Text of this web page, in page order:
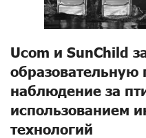
Ucom и SunChild
наблюдение за
использованием
технологий